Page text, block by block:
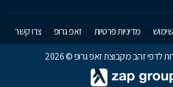
מדיניות פרטיות זאפ גרופ
צרו קשר
לדפי זהב מקבוצת זאפ גרופ © 2026